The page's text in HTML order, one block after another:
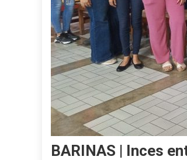
BARINAS | Inces